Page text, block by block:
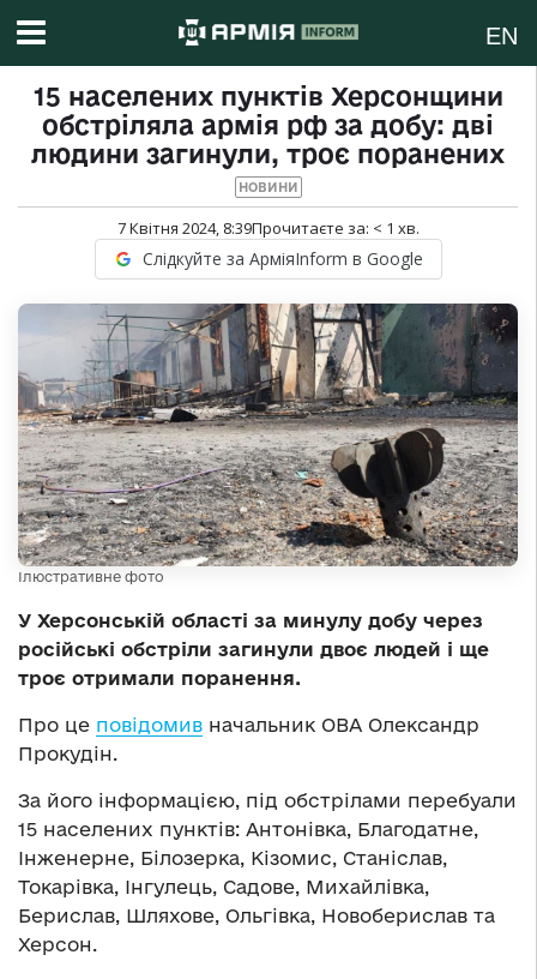
EN
15 населених пунктів Херсонщини
обстріляла армія рф за добу: дві
людини загинули, троє поранених
НОВИНИ
7 Квітня 2024, 8:39Прочитаєте за: < 1 хв.
Слідкуйте за АрміяInform в Google
Ілюстративне фото
У Херсонській області за минулу добу через
російські обстріли загинули двоє людей і ще
троє отримали поранення.
Про це повідомив начальник ОВА Олександр
Прокудін.
За його інформацією, під обстрілами перебуали
15 населених пунктів: Антонівка, Благодатне,
Інженерне, Білозерка, Кізомис, Станіслав,
Токарівка, Інгулець, Садове, Михайлівка,
Берислав, Шляхове, Ольгівка, Новоберислав та
Херсон.